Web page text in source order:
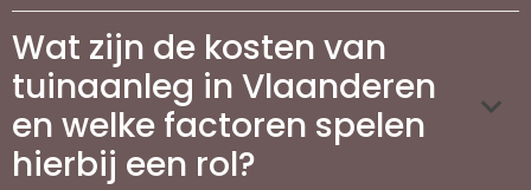
Wat zijn de kosten van
tuinaanleg in Vlaanderen
en welke factoren spelen
hierbij een rol?